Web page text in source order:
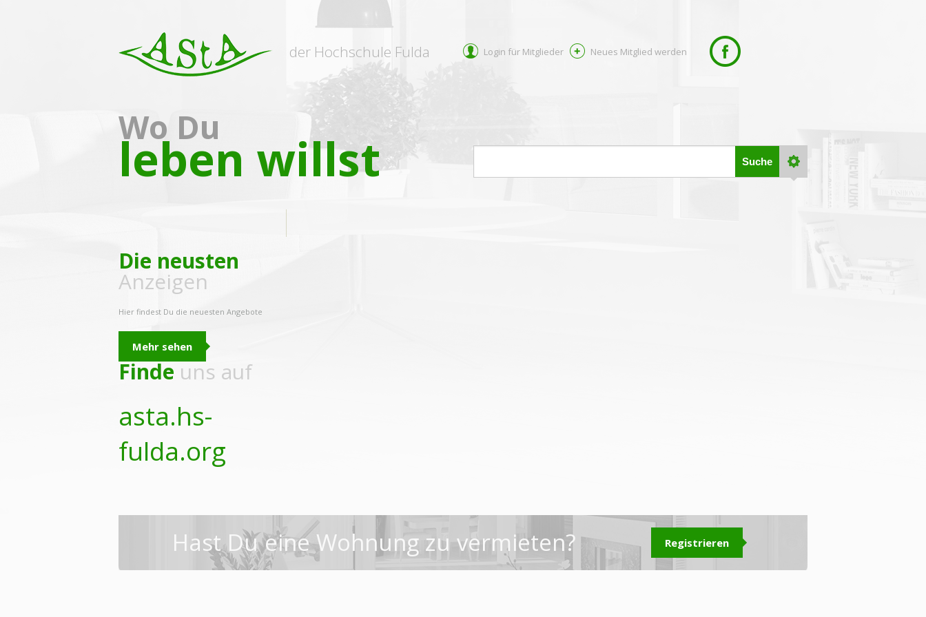
der Hochschule Fulda Login für Mitglieder Neues Mitglied werden
Wo Du
leben willst
Die neusten
Anzeigen
Hier findest Du die neuesten Angebote
Mehr sehen
Finde uns auf
asta.hs-
fulda.org
Hast Du eine Wohnung zu vermieten? Registrieren